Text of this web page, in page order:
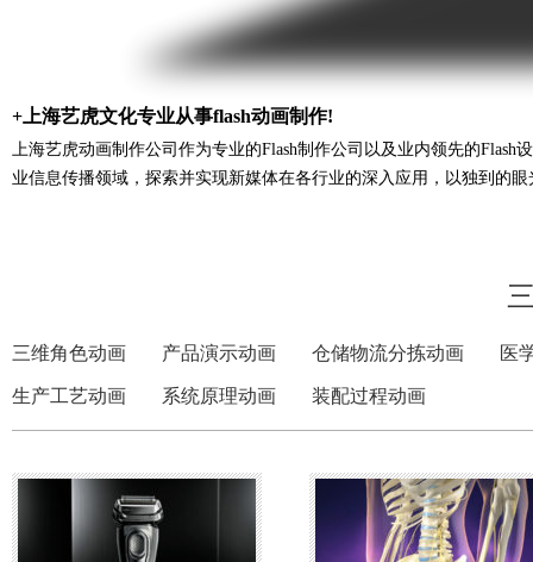
+上海艺虎文化专业从事flash动画制作!
上海艺虎动画制作公司作为专业的Flash制作公司以及业内领先的
业信息传播领域，探索并实现新媒体在各行业的深入应用，以独到的
三维角色动画 产品演示动画 仓储物流分拣动画 医
生产工艺动画 系统原理动画 装配过程动画